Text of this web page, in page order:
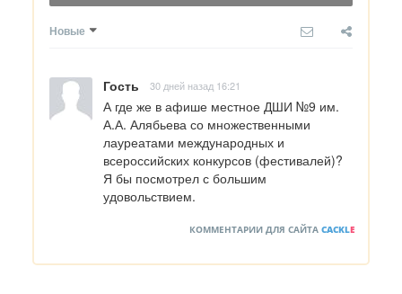
Новые
Гость 30 дней назад 16:21
А где же в афише местное ДШИ №9 им.
А.А. Алябьева со множественными
лауреатами международных и
всероссийских конкурсов (фестивалей)?
Я бы посмотрел с большим
удовольствием.
КОММЕНТАРИИ ДЛЯ САЙТА CACKLE